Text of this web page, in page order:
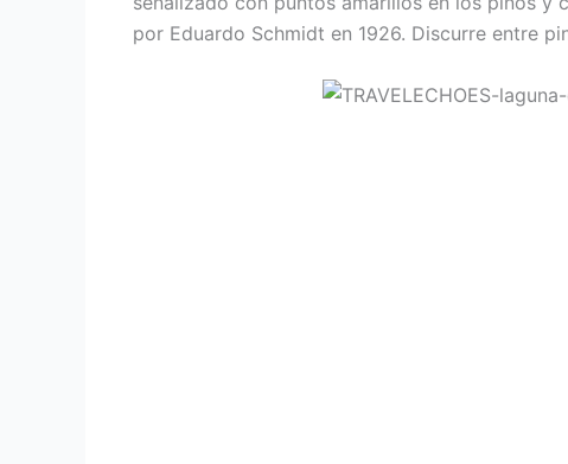
por Eduardo Schmidt en 1926. Discurre entre